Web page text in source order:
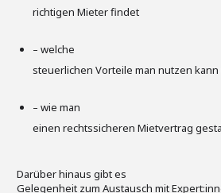
richtigen Mieter findet
– welche
steuerlichen Vorteile man nutzen kann
– wie man
einen rechtssicheren Mietvertrag
Darüber hinaus gibt es
Gelegenheit zum Austausch mit